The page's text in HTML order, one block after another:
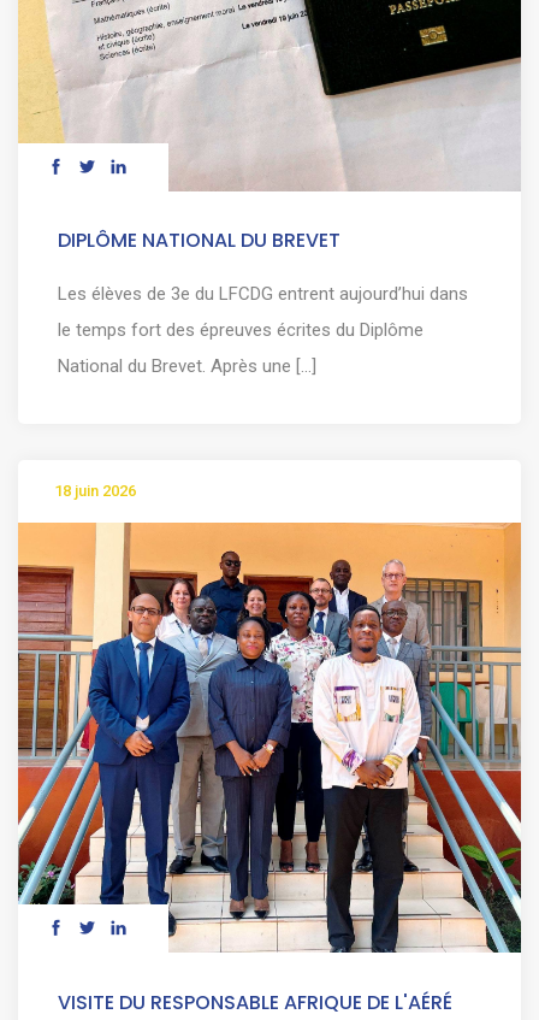
DIPLÔME NATIONAL DU BREVET
Les élèves de 3e du LFCDG entrent aujourd’hui dans
le temps fort des épreuves écrites du Diplôme
National du Brevet. Après une [...]
18 juin 2026
VISITE DU RESPONSABLE AFRIQUE DE L'AÉRÉ